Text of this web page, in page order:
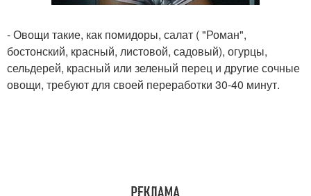
- Овощи такие, как помидоры, салат ( "Роман",
бостонский, красный, листовой, садовый), огурцы,
сельдерей, красный или зеленый перец и другие сочные
овощи, требуют для своей переработки 30-40 минут.